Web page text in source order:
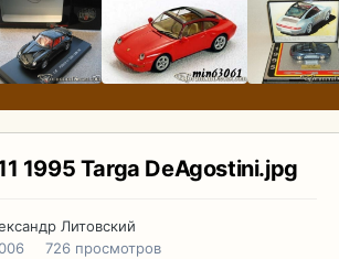
1995 Targa DeAgostini.jpg
Литовский
726 просмотров